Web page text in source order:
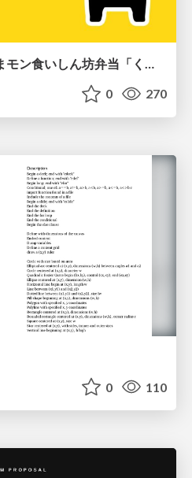
【優秀賞＋特別賞】くまモン食いしん坊弁当「くまモンの魔法の柑橘弁当」最終審査資料
0 270
0 110